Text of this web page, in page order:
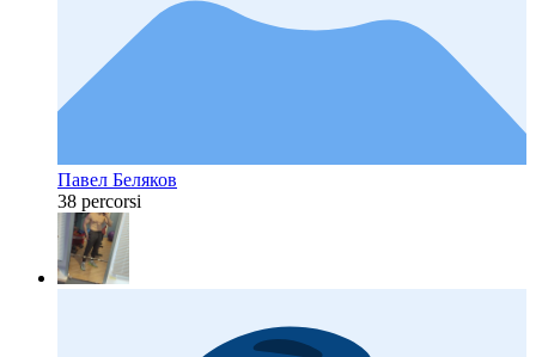
Павел Беляков
38 percorsi